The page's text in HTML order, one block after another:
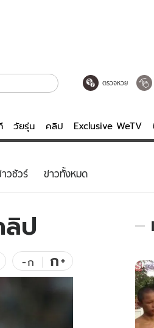
ตรวจหวย
วัยรุ่น คลิป Exclusive WeTV
บันเทิงครบรส
คลิป
พอดแคสต์
ดูทีวี
าวชัวร์ ข่าวทั้งหมด
ลิป
-ก ก+
เรื่อง
ใน
รอบ
สัปด
ของ
หมว
กีฬา